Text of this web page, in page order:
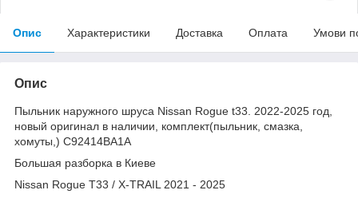
Опис Характеристики Доставка Оплата Умови
Опис
Пыльник наружного шруса Nissan Rogue t33. 2022-2025 год,
новый оригинал в наличии, комплект(пыльник, смазка,
хомуты,) C92414BA1A
Большая разборка в Киеве
Nissan Rogue T33 / X-TRAIL 2021 - 2025